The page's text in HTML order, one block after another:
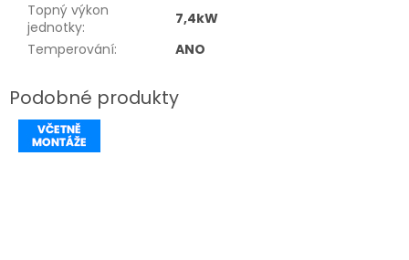
Topný výkon
jednotky:
7,4kW
Temperování: ANO